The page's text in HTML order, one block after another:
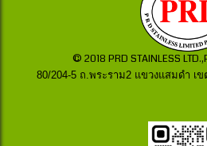
© 2018 PRD STAINLESS
80/204-5 ถ.พระราม2 แขวงแสมดำ เ